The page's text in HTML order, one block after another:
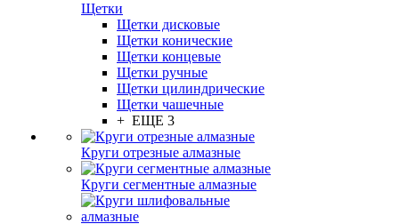
Щетки
Щетки дисковые
Щетки конические
Щетки концевые
Щетки ручные
Щетки цилиндрические
Щетки чашечные
+ ЕЩЕ 3
Круги отрезные алмазные
Круги сегментные алмазные